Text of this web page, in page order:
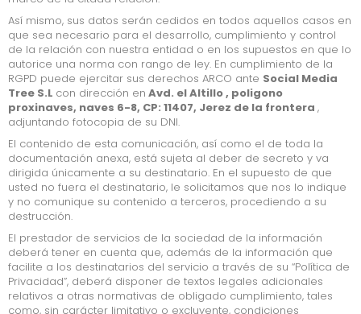
CONSUMO
EINES
INFORMÀTICA ELECTRÒNICA
MÀQUINES
MATERIAL OFICINA
BÉNS ESPECIALS
TIPUS D'OFERTES
SUBHASTES
Así mismo, sus datos serán cedidos en todos aquellos casos en
que sea necesario para el desarrollo, cumplimiento y control
de la relación con nuestra entidad o en los supuestos en que lo
autorice una norma con rango de ley. En cumplimiento de la
RGPD puede ejercitar sus derechos ARCO ante Social Media
Tree S.L con dirección en Avd. el Altillo , poligono
proxinaves, naves 6-8, CP: 11407, Jerez de la frontera ,
adjuntando fotocopia de su DNI.
El contenido de esta comunicación, así como el de toda la
documentación anexa, está sujeta al deber de secreto y va
dirigida únicamente a su destinatario. En el supuesto de que
usted no fuera el destinatario, le solicitamos que nos lo indique
y no comunique su contenido a terceros, procediendo a su
destrucción.
El prestador de servicios de la sociedad de la información
deberá tener en cuenta que, además de la información que
facilite a los destinatarios del servicio a través de su “Política de
Privacidad”, deberá disponer de textos legales adicionales
relativos a otras normativas de obligado cumplimiento, tales
como, sin carácter limitativo o excluyente, condiciones